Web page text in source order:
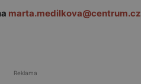
marta.medilkova@centrum.cz
Reklama